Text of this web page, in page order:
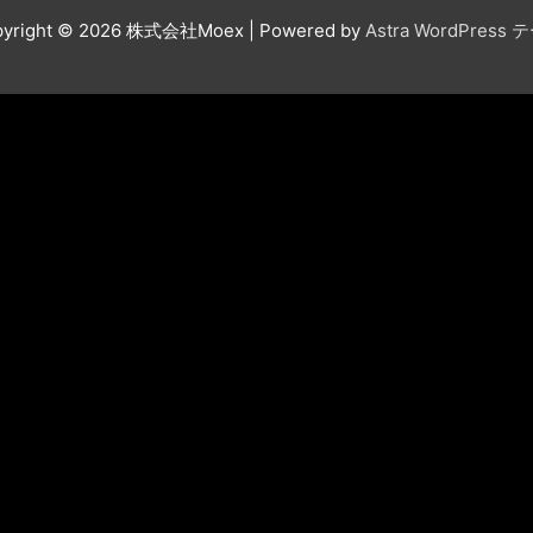
© 2026 株式会社Moex| Powered by Astra WordPress テ